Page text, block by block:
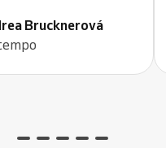
Brucknerová